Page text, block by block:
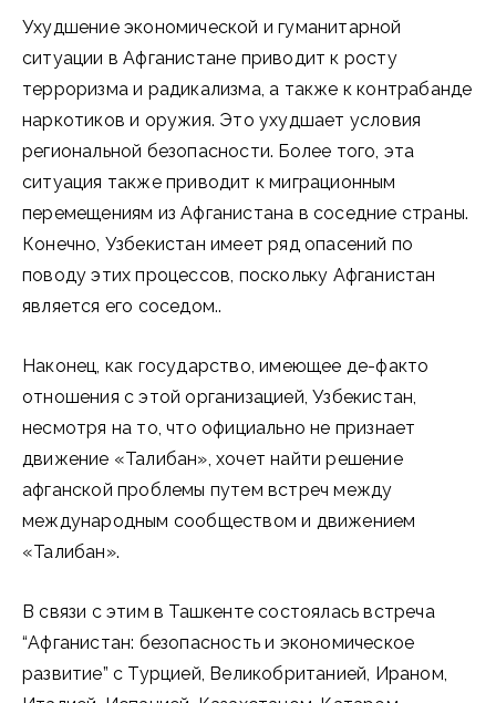
Ухудшение экономической и гуманитарной
ситуации в Афганистане приводит к росту
терроризма и радикализма, а также к контрабанде
наркотиков и оружия. Это ухудшает условия
региональной безопасности. Более того, эта
ситуация также приводит к миграционным
перемещениям из Афганистана в соседние страны.
Конечно, Узбекистан имеет ряд опасений по
поводу этих процессов, поскольку Афганистан
является его соседом..
Наконец, как государство, имеющее де-факто
отношения с этой организацией, Узбекистан,
несмотря на то, что официально не признает
движение «Талибан», хочет найти решение
афганской проблемы путем встреч между
международным сообществом и движением
«Талибан».
В связи с этим в Ташкенте состоялась встреча
“Афганистан: безопасность и экономическое
развитие” с Турцией, Великобританией, Ираном,